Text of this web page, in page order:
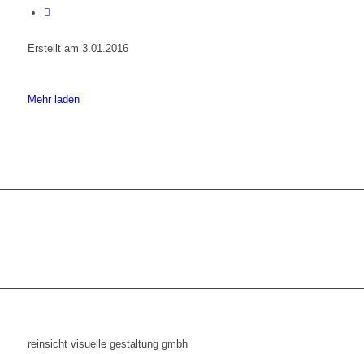
Erstellt am 3.01.2016
Mehr laden
reinsicht visuelle gestaltung gmbh